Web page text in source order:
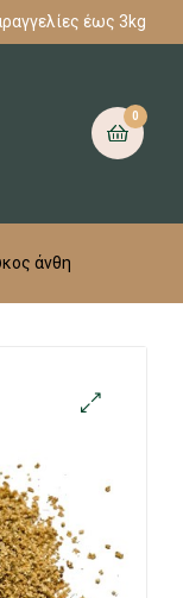
έως 3kg
0
άνθη